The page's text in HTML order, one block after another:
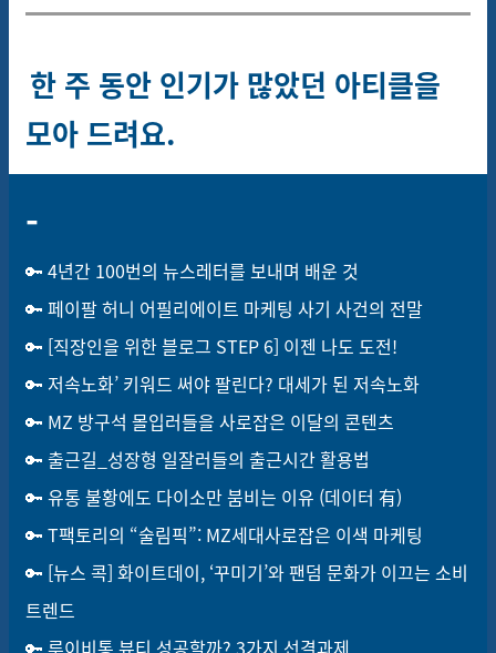
한 주 동안 인기가 많았던 아티클을
모아 드려요.
-
🔑 4년간 100번의 뉴스레터를 보내며 배운 것
🔑 페이팔 허니 어필리에이트 마케팅 사기 사건의 전말
🔑 [직장인을 위한 블로그 STEP 6] 이젠 나도 도전!
🔑 저속노화’ 키워드 써야 팔린다? 대세가 된 저속노화
🔑 MZ 방구석 몰입러들을 사로잡은 이달의 콘텐츠
🔑 출근길_성장형 일잘러들의 출근시간 활용법
🔑 유통 불황에도 다이소만 붐비는 이유 (데이터 有)
🔑 T팩토리의 “술림픽”: MZ세대사로잡은 이색 마케팅
🔑 [뉴스 콕] 화이트데이, ‘꾸미기’와 팬덤 문화가 이끄는 소비
트렌드
🔑 루이비통 뷰티 성공할까? 3가지 선결과제